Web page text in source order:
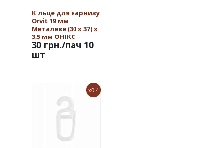
Кільце для карнизу
Orvit 19 мм
Металеве (30 х 37) х
3,5 мм ОНІКС
30 грн./пач 10
шт
x0.4